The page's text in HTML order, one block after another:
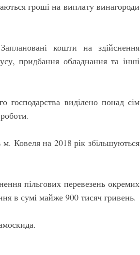
гроші на виплату винагороди
кошти на здійснення
придбання обладнання та інші
господарства виділено понад сім
Ковеля на 2018 рік збільшуються
пільгових перевезень окремих
в сумі майже 900 тисяч гривень.